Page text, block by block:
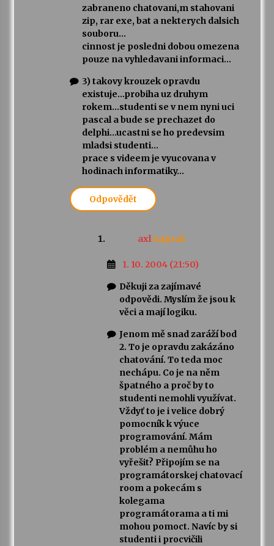
zabraneno chatovani,m stahovani
zip, rar exe, bat a nekterych dalsich
souboru…
cinnost je posledni dobou omezena
pouze na vyhledavani informaci…
3) takovy krouzek opravdu
existuje…probiha uz druhym
rokem…studenti se v nem nyni uci
pascal a bude se prechazet do
delphi…ucastni se ho predevsim
mladsi studenti…
prace s videem je vyucovana v
hodinach informatiky…
Odpovědět
axl napsal:
1. 10. 2004 (21:50)
Děkuji za zajímavé
odpovědi. Myslím že jsou k
věci a mají logiku.
Jenom mě snad zaráží bod
2. To je opravdu zakázáno
chatování. To teda moc
nechápu. Co je na něm
špatného a proč by to
studenti nemohli využívat.
Vždyť to je i velice dobrý
pomocník k výuce
programování. Mám
problém a nemůhu ho
vyřešit? Připojím se na
programátorskej chatovací
room a pokecám s
kolegama
programátorama a ti mi
mohou pomoct. Navíc by si
studenti i procvičili